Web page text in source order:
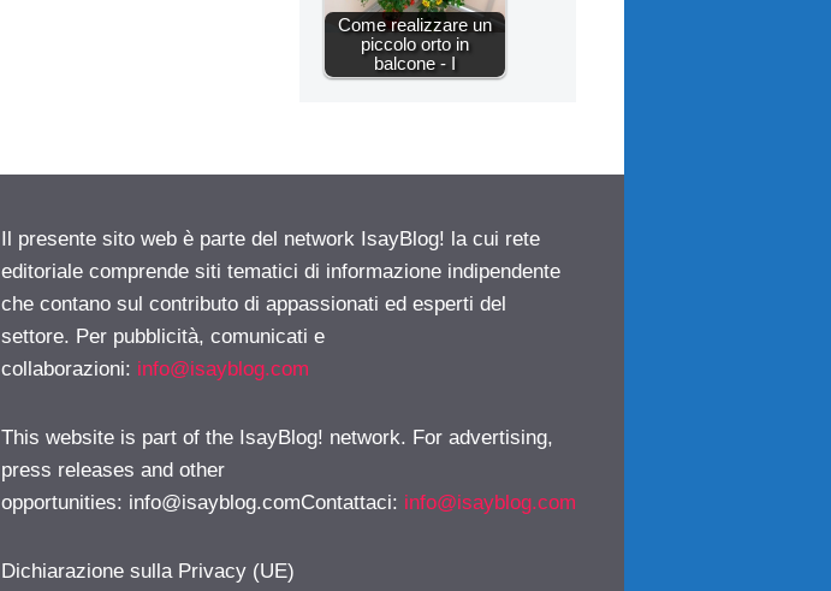
Come realizzare un
piccolo orto in
balcone - I
Il presente sito web è parte del network IsayBlog! la cui rete
editoriale comprende siti tematici di informazione indipendente
che contano sul contributo di appassionati ed esperti del
settore. Per pubblicità, comunicati e
collaborazioni: info@isayblog.com
This website is part of the IsayBlog! network. For advertising,
press releases and other
opportunities: info@isayblog.comContattaci: info@isayblog.com
Dichiarazione sulla Privacy (UE)